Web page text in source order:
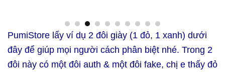
PumiStore lấy ví dụ 2 đôi giày (1 đỏ, 1 xanh) dưới
đây để giúp mọi người cách phân biệt nhé. Trong 2
đôi này có một đôi auth & một đôi fake, chị e thấy đỏ